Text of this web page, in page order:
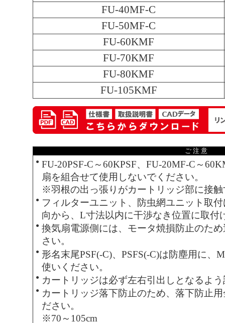
FU-40MF-C
FU-50MF-C
FU-60KMF
FU-70KMF
FU-80KMF
FU-105KMF
ご 注 意
● FU-20PSF-C～60KPSF、FU-20MF-C～
扇を組合せて使用しないでください。
※羽根の出っ張りがカートリッジ部に接
● フィルターユニット、防虫網ユニット取
向から、L寸法以内に干渉なき位置に取付
● 換気扇電源側には、モータ焼損防止のた
さい。
● 形名末尾PSF(-C)、PSFS(-C)は防塵用に、
使いください。
● カートリッジは必ず左右引出しとなるよ
● カートリッジ落下防止のため、落下防止
ださい。
※70～105cm